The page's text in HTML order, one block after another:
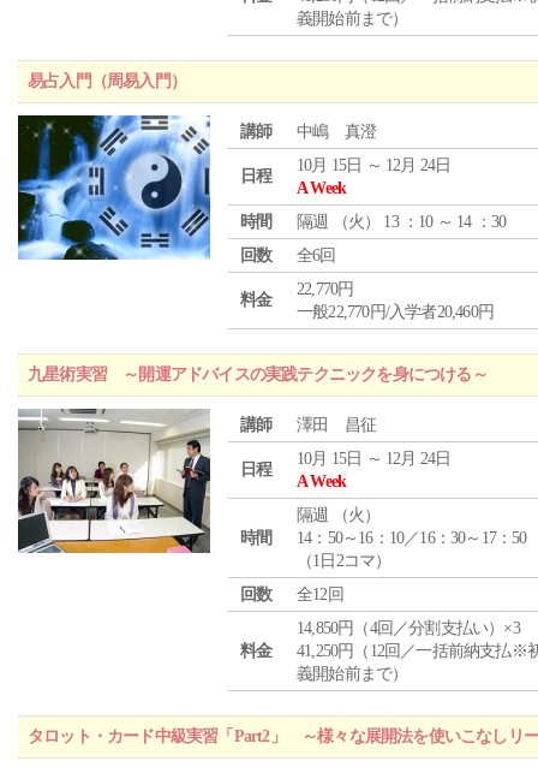
義開始前まで）
易占入門（周易入門）
講師 中嶋 真澄
日程
10月 15日 ～ 12月 24日
A Week
時間
隔週 （火 ） 13 ：10 ～ 14 ：30
回数
全6回
料金
22,770円
一般22,770円/入学者20,460円
九星術実習 ～開運アドバイスの実践テクニックを身につける～
講師 澤田 昌征
日程
10月 15日 ～ 12月 24日
A Week
時間
隔週 （火 ）
14：50～16：10／16：30～17：50
（1日2コマ）
回数
全12回
料金
14,850円（4回／分割支払い）×3
41,250円（12回／一括前納支払※
義開始前まで）
タロット・カード中級実習「Part2」 ～様々な展開法を使いこなしリ